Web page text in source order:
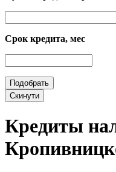
Срок кредита, мес
Кредиты